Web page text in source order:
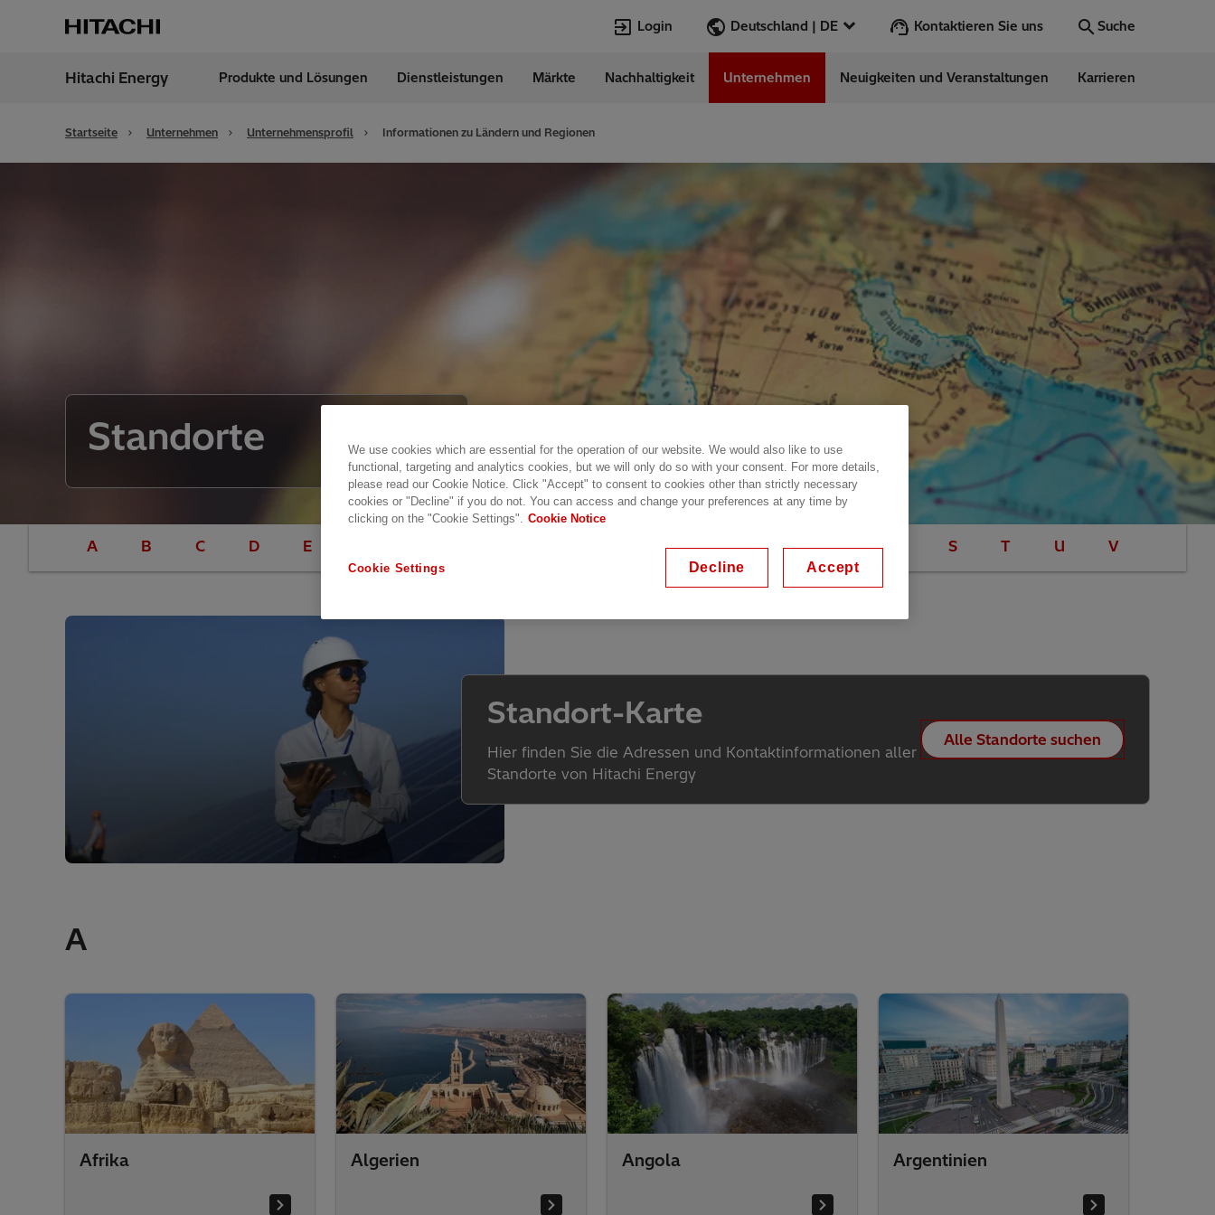
Login Deutschland | DE
Germany
Kontaktieren Sie uns Suche
Digitalization
Customer Success Stories
Events & Webinars
Renewable Energy
Cybersecurity
Hitachi Energy Produkte und Lösungen Dienstleistungen Märkte Nachhaltigkeit Unternehmen Neuigkeiten und Veranstaltungen Karrieren
Startseite Unternehmen Unternehmensprofil Informationen zu Ländern und Regionen
Standorte
A B C D E M N O P S T U V
Standort-Karte
Hier finden Sie die Adressen und Kontaktinformationen aller
Standorte von Hitachi Energy
Alle Standorte suchen
A
Afrika Algerien Angola Argentinien
We use cookies which are essential for the operation of our website. We would also like to use
functional, targeting and analytics cookies, but we will only do so with your consent. For more details,
please read our Cookie Notice. Click "Accept" to consent to cookies other than strictly necessary
cookies or "Decline" if you do not. You can access and change your preferences at any time by
clicking on the "Cookie Settings". Cookie Notice
Cookie Settings Decline Accept